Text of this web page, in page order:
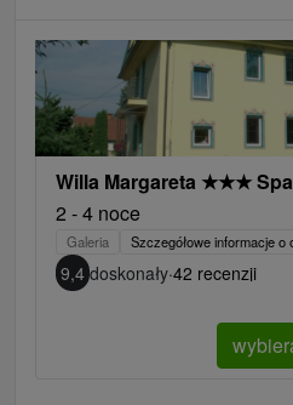
Willa Margareta ★★★
2 - 4 noce
Galeria Szczegółowe informacje
9,4 doskonały·42 recenzji